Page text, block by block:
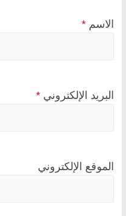
الاسم *
البريد الإلكتروني *
الموقع الإلكتروني